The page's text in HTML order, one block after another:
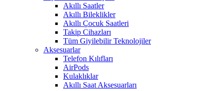
Akıllı Saatler
Akıllı Bileklikler
Akıllı Çocuk Saatleri
Takip Cihazları
Tüm Giyilebilir Teknolojiler
Aksesuarlar
Telefon Kılıfları
AirPods
Kulaklıklar
Akıllı Saat Aksesuarları